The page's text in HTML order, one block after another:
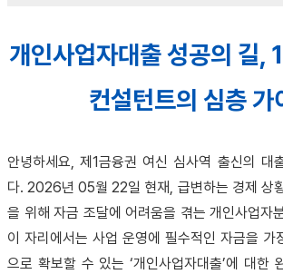
개인사업자대출 성공의 길,
컨설턴트의 심층 가
안녕하세요, 제1금융권 여신 심사역 출신의 대
다. 2026년 05월 22일 현재, 급변하는 경제 상
을 위해 자금 조달에 어려움을 겪는 개인사업자
이 자리에서는 사업 운영에 필수적인 자금을 가
으로 확보할 수 있는 ‘개인사업자대출’에 대한